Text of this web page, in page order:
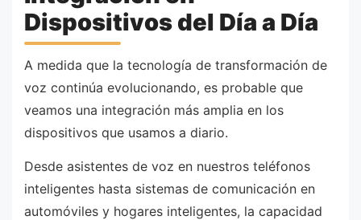
Dispositivos del Día a Día
A medida que la tecnología de transformación de
voz continúa evolucionando, es probable que
veamos una integración más amplia en los
dispositivos que usamos a diario.
Desde asistentes de voz en nuestros teléfonos
inteligentes hasta sistemas de comunicación en
automóviles y hogares inteligentes, la capacidad